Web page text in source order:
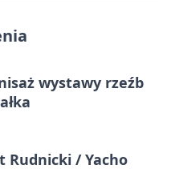
wystawy rzeźb
Rudnicki / Yacho